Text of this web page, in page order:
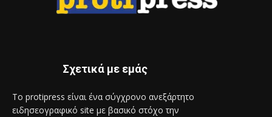
Σχετικά με εμάς
Το protipress είναι ένα σύγχρονο ανεξάρτητο
ειδησεογραφικό site με βασικό στόχο την